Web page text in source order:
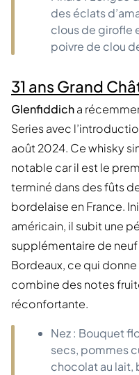
des éclats
clous de girofle
poivre de clou
31 ans Grand
Glenfiddicha
Series avec
août 2024. Ce whisky
notable car il est le
terminé dans des fûts
bordelaise en France.
américain, il subit une
supplémentaire de
Bordeaux, ce qui
combine des notes
réconfortante.
Nez : Bouquet
secs, pommes
chocolat au lait,